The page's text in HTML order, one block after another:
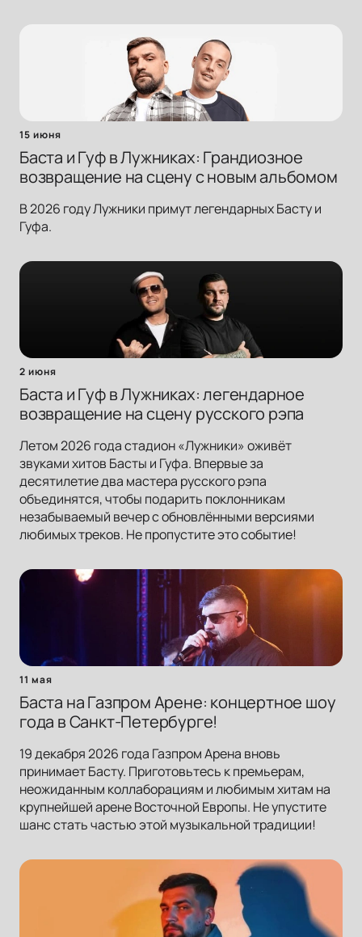
15 июня
Баста и Гуф в Лужниках: Грандиозное
возвращение на сцену с новым альбомом
В 2026 году Лужники примут легендарных Басту и
Гуфа.
2 июня
Баста и Гуф в Лужниках: легендарное
возвращение на сцену русского рэпа
Летом 2026 года стадион «Лужники» оживёт
звуками хитов Басты и Гуфа. Впервые за
десятилетие два мастера русского рэпа
объединятся, чтобы подарить поклонникам
незабываемый вечер с обновлёнными версиями
любимых треков. Не пропустите это событие!
11 мая
Баста на Газпром Арене: концертное шоу
года в Санкт-Петербурге!
19 декабря 2026 года Газпром Арена вновь
принимает Басту. Приготовьтесь к премьерам,
неожиданным коллаборациям и любимым хитам на
крупнейшей арене Восточной Европы. Не упустите
шанс стать частью этой музыкальной традиции!